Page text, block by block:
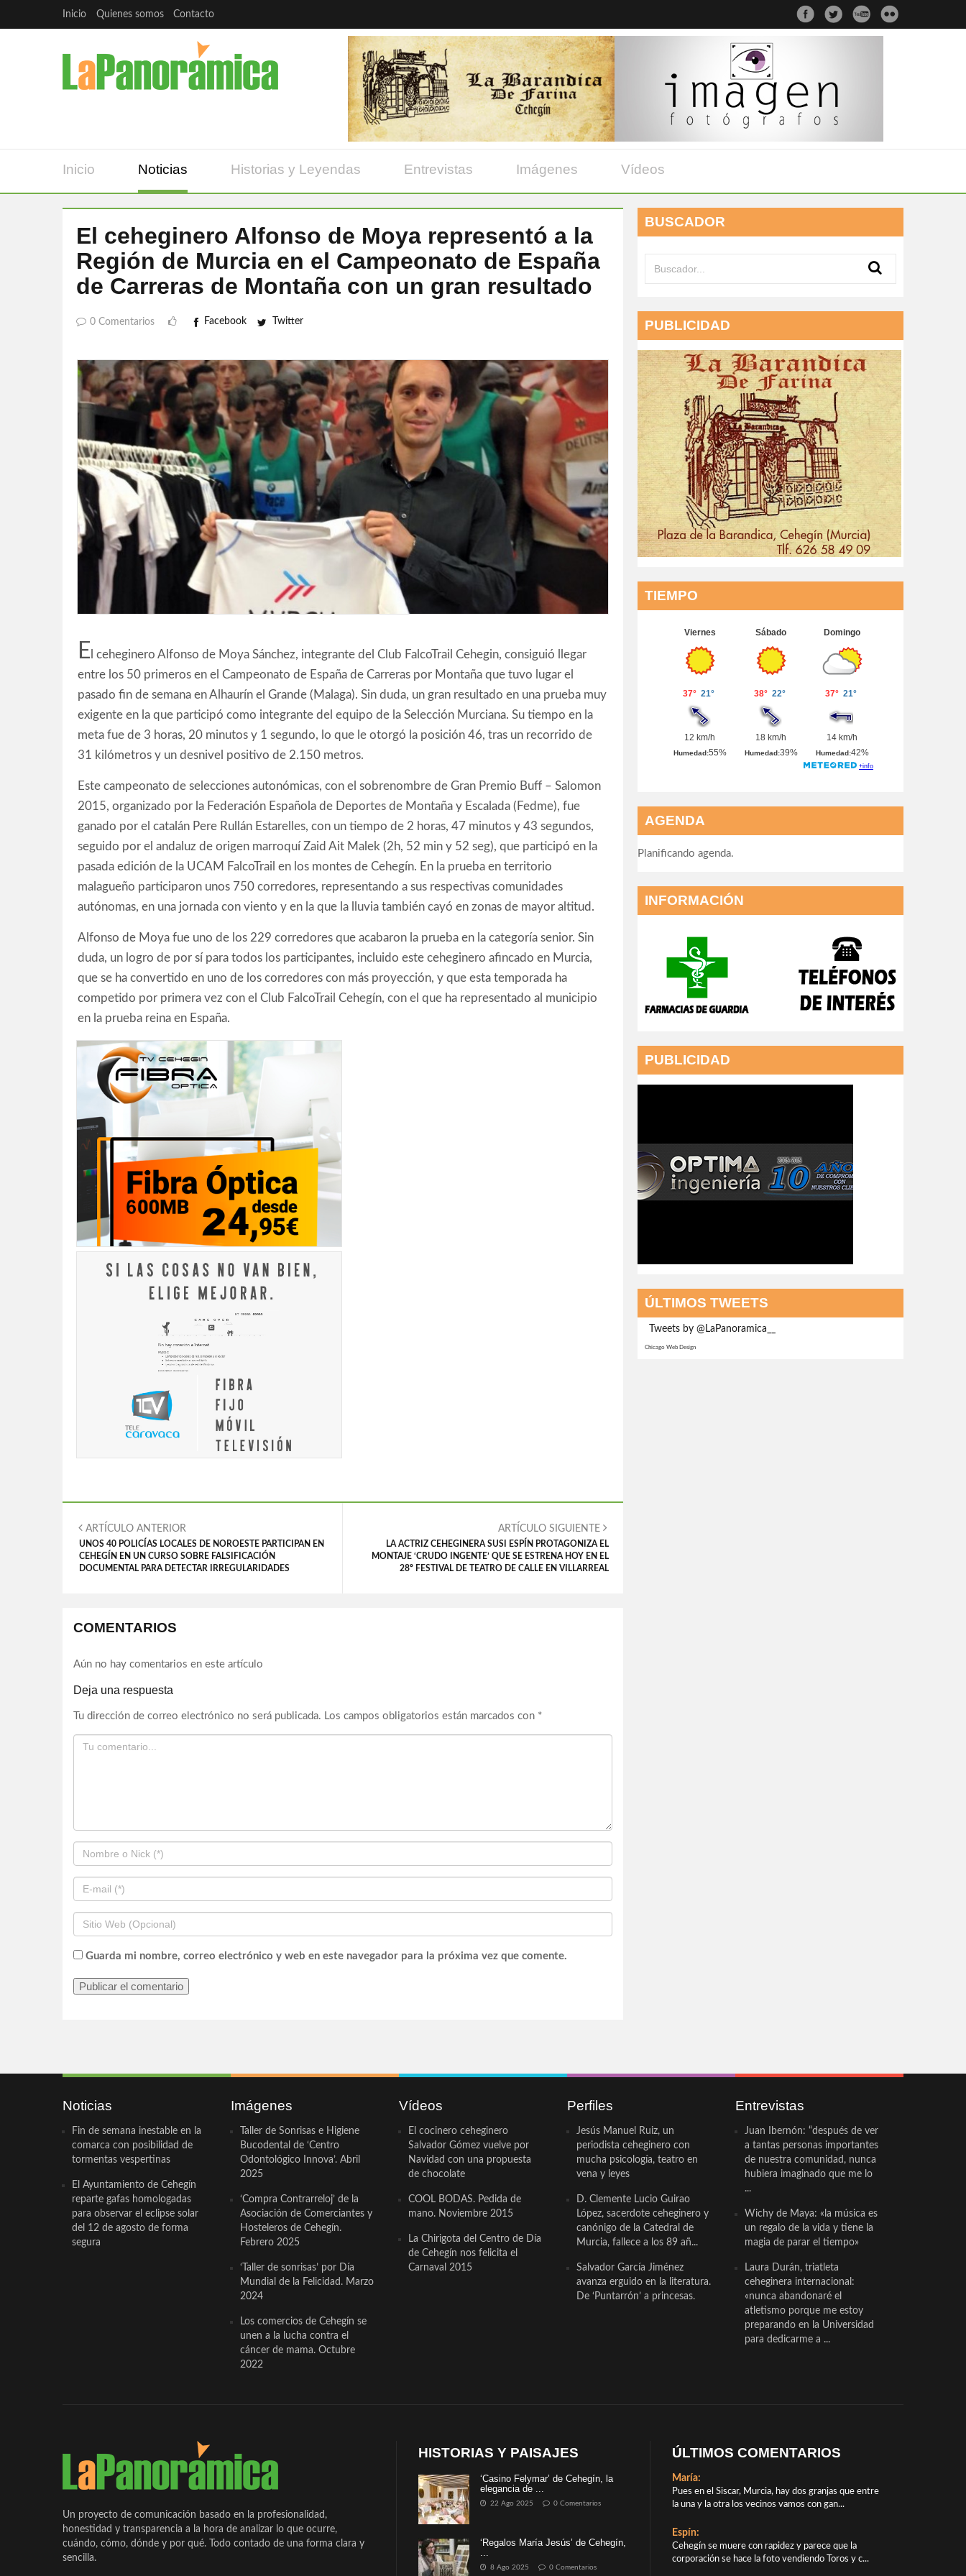
Inicio Quienes somos Contacto
Inicio Noticias Historias y Leyendas Entrevistas Imágenes Vídeos
El ceheginero Alfonso de Moya representó a la
Región de Murcia en el Campeonato de España
de Carreras de Montaña con un gran resultado
0 Comentarios Facebook Twitter
E l ceheginero Alfonso de Moya Sánchez, integrante del Club FalcoTrail Cehegin, consiguió llegar
entre los 50 primeros en el Campeonato de España de Carreras por Montaña que tuvo lugar el
pasado fin de semana en Alhaurín el Grande (Malaga). Sin duda, un gran resultado en una prueba muy
exigente en la que participó como integrante del equipo de la Selección Murciana. Su tiempo en la
meta fue de 3 horas, 20 minutos y 1 segundo, lo que le otorgó la posición 46, tras un recorrido de
31 kilómetros y un desnivel positivo de 2.150 metros.
Este campeonato de selecciones autonómicas, con el sobrenombre de Gran Premio Buff – Salomon
2015, organizado por la Federación Española de Deportes de Montaña y Escalada (Fedme), fue
ganado por el catalán Pere Rullán Estarelles, con un tiempo de 2 horas, 47 minutos y 43 segundos,
seguido por el andaluz de origen marroquí Zaid Ait Malek (2h, 52 min y 52 seg), que participó en la
pasada edición de la UCAM FalcoTrail en los montes de Cehegín. En la prueba en territorio
malagueño participaron unos 750 corredores, representando a sus respectivas comunidades
autónomas, en una jornada con viento y en la que la lluvia también cayó en zonas de mayor altitud.
Alfonso de Moya fue uno de los 229 corredores que acabaron la prueba en la categoría senior. Sin
duda, un logro de por sí para todos los participantes, incluido este ceheginero afincado en Murcia,
que se ha convertido en uno de los corredores con más proyección, y que esta temporada ha
competido por primera vez con el Club FalcoTrail Cehegín, con el que ha representado al municipio
en la prueba reina en España.
ARTÍCULO ANTERIOR
UNOS 40 POLICÍAS LOCALES DE NOROESTE PARTICIPAN EN
CEHEGÍN EN UN CURSO SOBRE FALSIFICACIÓN
DOCUMENTAL PARA DETECTAR IRREGULARIDADES
ARTÍCULO SIGUIENTE
LA ACTRIZ CEHEGINERA SUSI ESPÍN PROTAGONIZA EL
MONTAJE ‘CRUDO INGENTE’ QUE SE ESTRENA HOY EN EL
28º FESTIVAL DE TEATRO DE CALLE EN VILLARREAL
COMENTARIOS
Aún no hay comentarios en este artículo
Deja una respuesta
Tu dirección de correo electrónico no será publicada. Los campos obligatorios están marcados con *
Guarda mi nombre, correo electrónico y web en este navegador para la próxima vez que comente.
BUSCADOR
PUBLICIDAD
TIEMPO
AGENDA
Planificando agenda.
INFORMACIÓN
PUBLICIDAD
ÚLTIMOS TWEETS
Tweets by @LaPanoramica__
Chicago Web Design
Noticias
Fin de semana inestable en la
comarca con posibilidad de
tormentas vespertinas
El Ayuntamiento de Cehegín
reparte gafas homologadas
para observar el eclipse solar
del 12 de agosto de forma
segura
Imágenes
Taller de Sonrisas e Higiene
Bucodental de ‘Centro
Odontológico Innova’. Abril
2025
‘Compra Contrarreloj’ de la
Asociación de Comerciantes y
Hosteleros de Cehegín.
Febrero 2025
‘Taller de sonrisas’ por Día
Mundial de la Felicidad. Marzo
2024
Los comercios de Cehegín se
unen a la lucha contra el
cáncer de mama. Octubre
2022
Vídeos
El cocinero ceheginero
Salvador Gómez vuelve por
Navidad con una propuesta
de chocolate
COOL BODAS. Pedida de
mano. Noviembre 2015
La Chirigota del Centro de Día
de Cehegín nos felicita el
Carnaval 2015
Perfiles
Jesús Manuel Ruiz, un
periodista ceheginero con
mucha psicología, teatro en
vena y leyes
D. Clemente Lucio Guirao
López, sacerdote ceheginero y
canónigo de la Catedral de
Murcia, fallece a los 89 añ...
Salvador García Jiménez
avanza erguido en la literatura.
De ‘Puntarrón’ a princesas.
Entrevistas
Juan Ibernón: “después de ver
a tantas personas importantes
de nuestra comunidad, nunca
hubiera imaginado que me lo
...
Wichy de Maya: «la música es
un regalo de la vida y tiene la
magia de parar el tiempo»
Laura Durán, triatleta
ceheginera internacional:
«nunca abandonaré el
atletismo porque me estoy
preparando en la Universidad
para dedicarme a ...
Un proyecto de comunicación basado en la profesionalidad,
honestidad y transparencia a la hora de analizar lo que ocurre,
cuándo, cómo, dónde y por qué. Todo contado de una forma clara y
sencilla.
HISTORIAS Y PAISAJES
‘Casino Felymar’ de Cehegín, la
elegancia de ...
22 Ago 2025 0 Comentarios
‘Regalos María Jesús’ de Cehegín,
8 Ago 2025 0 Comentarios
ÚLTIMOS COMENTARIOS
María:
Pues en el Siscar, Murcia, hay dos granjas que entre
la una y la otra los vecinos vamos con gan...
Espín:
Cehegín se muere con rapidez y parece que la
corporación se hace la foto vendiendo Toros y c...